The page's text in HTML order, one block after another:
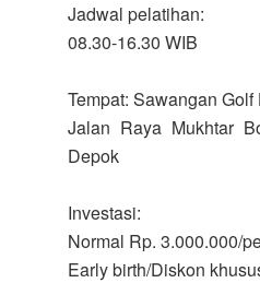
Jadwal pelatihan:
08.30-16.30 WIB
Tempat: Sawangan
Jalan Raya Mukhtar
Depok
Investasi:
Normal Rp. 3.000.000/
Early birth/Diskon